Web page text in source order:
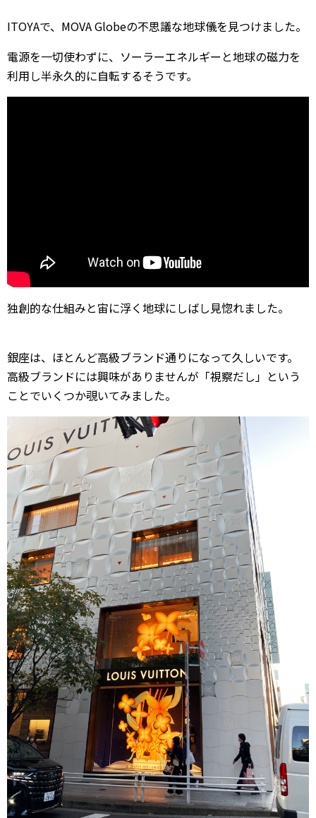
ITOYAで、MOVA Globeの不思議な地球儀を見つけました。
電源を一切使わずに、ソーラーエネルギーと地球の磁力を
利用し半永久的に自転するそうです。
独創的な仕組みと宙に浮く地球にしばし見惚れました。
銀座は、ほとんど高級ブランド通りになって久しいです。
高級ブランドには興味がありませんが「視察だし」という
ことでいくつか覗いてみました。